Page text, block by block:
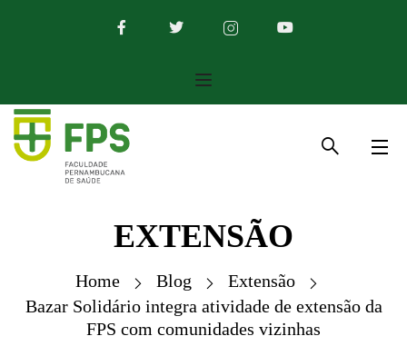
EXTENSÃO
Home Blog
Extensão
Bazar Solidário integra atividade de extensão da
FPS com comunidades vizinhas